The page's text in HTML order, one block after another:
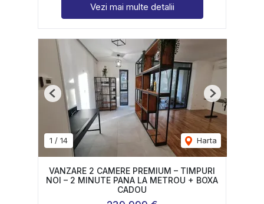
Vezi mai multe detalii
1 / 14 Harta
Previous Next
VANZARE 2 CAMERE PREMIUM – TIMPURI
NOI – 2 MINUTE PANA LA METROU + BOXA
CADOU